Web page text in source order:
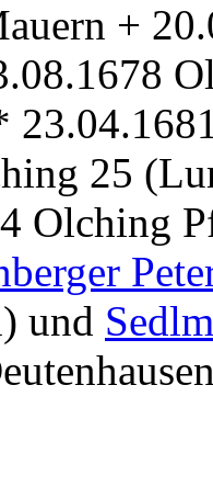
+
25
Olching
und